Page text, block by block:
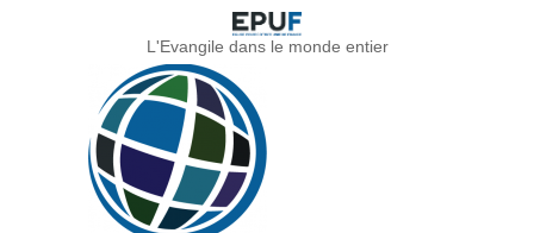
L'Evangile dans le monde entier